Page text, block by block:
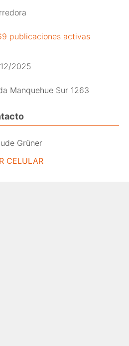
publicaciones activas
2025
Manquehue Sur 1263
Grüner
CELULAR